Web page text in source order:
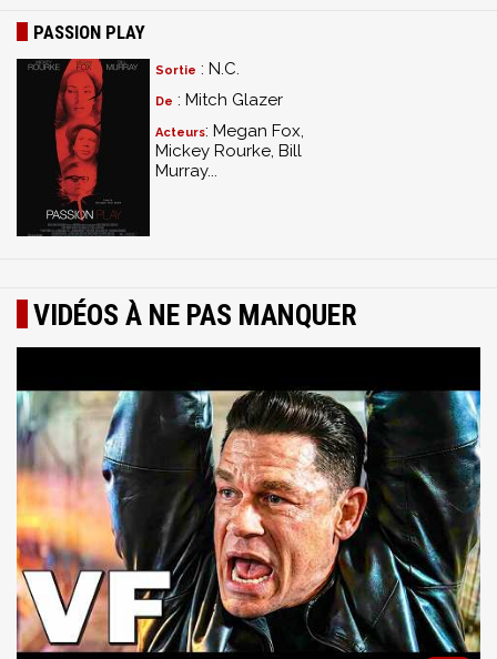
PASSION PLAY
Sortie : N.C.
De : Mitch Glazer
Acteurs: Megan Fox,
Mickey Rourke, Bill
Murray...
VIDÉOS À NE PAS MANQUER